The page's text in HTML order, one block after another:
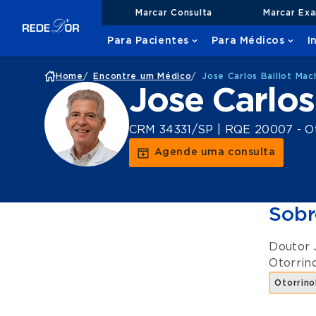
Marcar Consulta Marcar
Para Pacientes Para Médicos
Home / Encontre um Médico/ Jose Carlos Baillot
Jose
CRM 34331/SP | RQE 20007 -
Agende uma consulta
Doutor